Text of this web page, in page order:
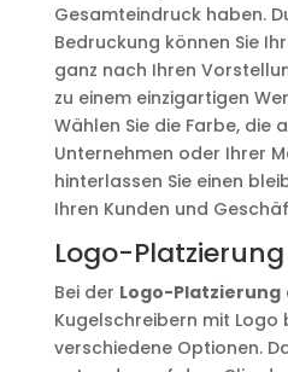
Gesamteindruck haben.
Bedruckung können Sie
ganz nach Ihren
zu einem einzigartigen
Wählen Sie die Farbe, die
Unternehmen oder Ihrer
hinterlassen Sie einen
Ihren Kunden und
Logo-Platzierung
Bei der Logo-Platzierung
Kugelschreibern mit
verschiedene Optionen.